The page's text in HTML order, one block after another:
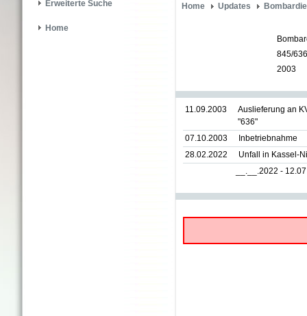
Erweiterte Suche
Home
Home Updates
845/636
2003
11.09.2003
Auslieferung an
"636"
07.10.2003
Inbetriebnahme
28.02.2022
Unfall in Kassel-
__.__.2022 -